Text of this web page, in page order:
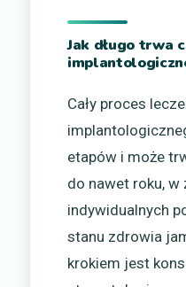
Jak długo trwa
Cały proces
etapów i może
do nawet roku, w
indywidualnych
stanu zdrowia
krokiem jest